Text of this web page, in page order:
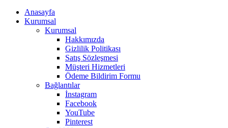
Anasayfa
Kurumsal
Kurumsal
Hakkımızda
Gizlilik Politikası
Satış Sözleşmesi
Müşteri Hizmetleri
Ödeme Bildirim Formu
Bağlantılar
İnstagram
Facebook
YouTube
Pinterest